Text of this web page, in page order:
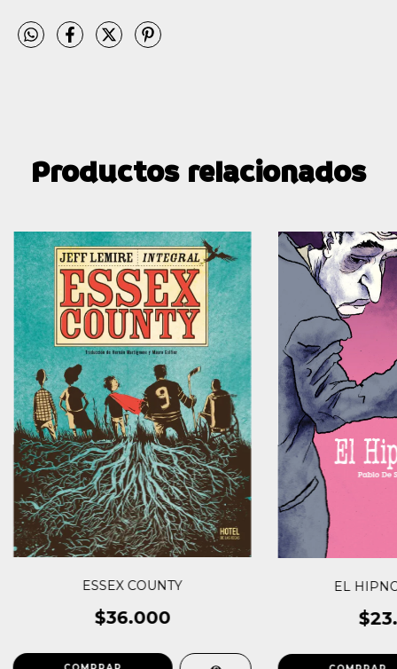
Productos relacionados
ESSEX COUNTY
$36.000
EL